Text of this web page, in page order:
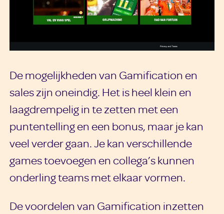
De mogelijkheden van Gamification en
sales zijn oneindig. Het is heel klein en
laagdrempelig in te zetten met een
puntentelling en een bonus, maar je kan
veel verder gaan. Je kan verschillende
games toevoegen en collega’s kunnen
onderling teams met elkaar vormen.
De voordelen van Gamification inzetten